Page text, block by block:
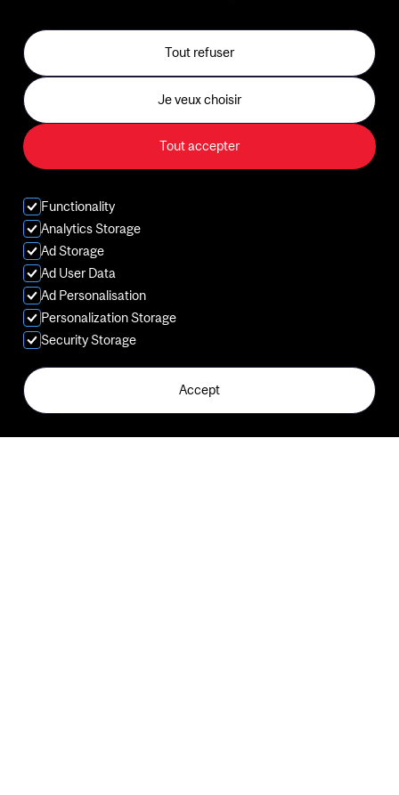
Tout refuser
Je veux choisir
Tout accepter
Functionality
Analytics Storage
Ad Storage
Ad User Data
Ad Personalisation
Personalization Storage
Security Storage
Accept